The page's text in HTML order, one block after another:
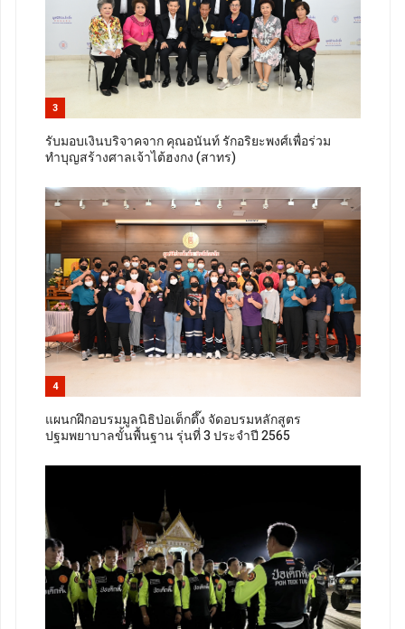
3
รับมอบเงินบริจาคจาก คุณอนันท์ รักอริยะพงศ์เพื่อร่วม
ทำบุญสร้างศาลเจ้าไต้ฮงกง (สาทร)
4
แผนกฝึกอบรมมูลนิธิป่อเต็กตึ๊ง จัดอบรมหลักสูตร
ปฐมพยาบาลขั้นพื้นฐาน รุ่นที่ 3 ประจำปี 2565